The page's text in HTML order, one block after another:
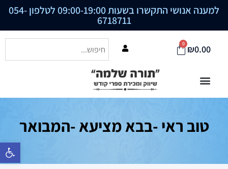
פתח סרגל
למענה אנושי התקשרו בשעות 09:00-19:00 לטלפון 054-
6718711
₪0.00
0
טוב ראי -בבא מציעא -המבואר